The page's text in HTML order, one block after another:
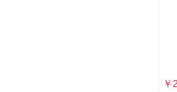
￥